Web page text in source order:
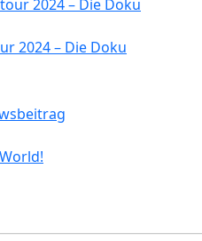
2024 – Die Doku